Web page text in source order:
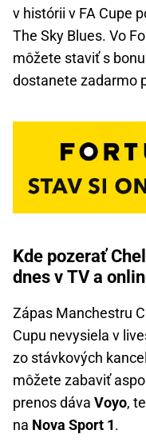
v histórii v FA Cupe
The Sky Blues. Vo
môžete staviť s
dostanete zadarmo
Kde pozerať
dnes v TV a
Zápas Manchestru
Cupu nevysiela v
zo stávkových
môžete zabaviť
prenos dáva Voyo,
na Nova Sport 1.